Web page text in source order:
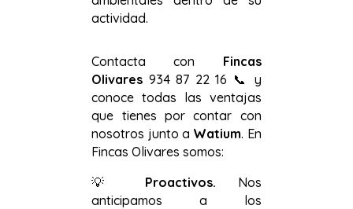
actividad.
Contacta con Fincas
Olivares 934 87 22 16 📞
y
conoce todas las ventajas
que tienes por contar con
nosotros junto a Watium. En
Fincas Olivares somos:
💡 Proactivos. Nos
anticipamos a los